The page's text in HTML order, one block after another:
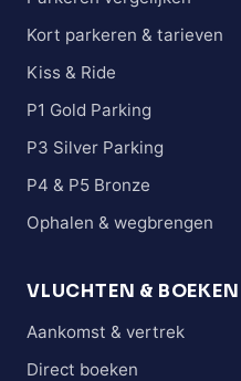
Kort parkeren & tarieven
Kiss & Ride
P1 Gold Parking
P3 Silver Parking
P4 & P5 Bronze
Ophalen & wegbrengen
VLUCHTEN & BOEKEN
Aankomst & vertrek
Direct boeken